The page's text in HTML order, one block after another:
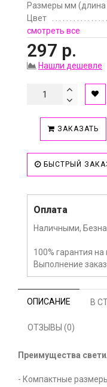
Размеры мм
Цвет
смотреть все
297 р.
Нашли дешевле
ЗАКАЗАТЬ
БЫСТРЫЙ
Оплата
Наличными,
100% гарантия
Выполнение
ОПИСАНИЕ В
ОТЗЫВЫ (0)
Преимущества
- Компактные